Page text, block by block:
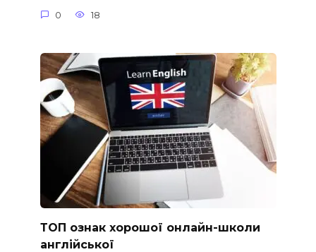
0 18
ТОП ознак хорошої онлайн-школи
англійської